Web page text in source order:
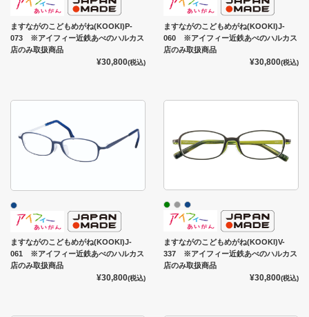
ますながのこどもめがね(KOOKI)P-
073 ※アイフィー近鉄あべのハルカス
店のみ取扱商品
¥30,800(税込)
ますながのこどもめがね(KOOKI)J-
060 ※アイフィー近鉄あべのハルカス
店のみ取扱商品
¥30,800(税込)
ますながのこどもめがね(KOOKI)J-
061 ※アイフィー近鉄あべのハルカス
店のみ取扱商品
¥30,800(税込)
ますながのこどもめがね(KOOKI)V-
337 ※アイフィー近鉄あべのハルカス
店のみ取扱商品
¥30,800(税込)